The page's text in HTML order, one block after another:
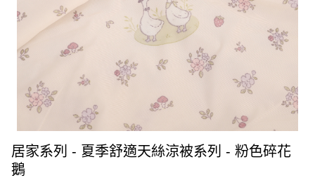
居家系列 - 夏季舒適天絲涼被系列 - 粉色碎花
鵝